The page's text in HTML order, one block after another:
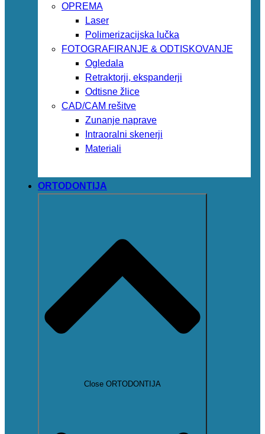
OPREMA
Laser
Polimerizacijska lučka
FOTOGRAFIRANJE & ODTISKOVANJE
Ogledala
Retraktorji, ekspanderji
Odtisne žlice
CAD/CAM rešitve
Zunanje naprave
Intraoralni skenerji
Materiali
ORTODONTIJA
Close ORTODONTIJA